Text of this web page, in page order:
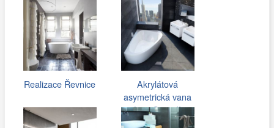
Realizace Řevnice
Akrylátová
asymetrická vana
LoveStory II